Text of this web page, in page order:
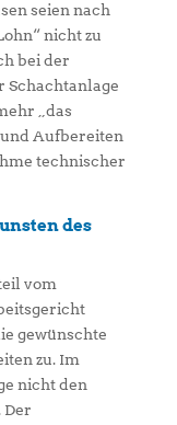
seien nach
nicht zu
bei der
Schachtanlage
„das
Aufbereiten
technischer
des
vom
gewünschte
zu. Im
nicht den
Der